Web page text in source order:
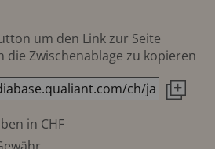
um den Link zur Seite
die Zwischenablage zu kopieren
in CHF